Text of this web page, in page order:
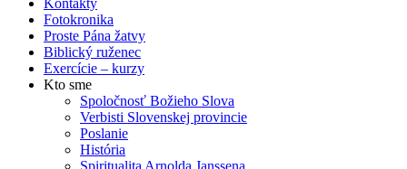
Kontakty
Fotokronika
Proste Pána žatvy
Biblický ruženec
Exercície – kurzy
Kto sme
Spoločnosť Božieho Slova
Verbisti Slovenskej provincie
Poslanie
História
Spiritualita Arnolda Janssena